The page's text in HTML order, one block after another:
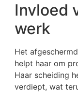
Invloed
werk
Het
helpt haar om
Haar scheiding
verdiept, wat